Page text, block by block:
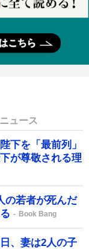
ニュース
下を「最前列」
が尊敬される理
の若者が死んだ
Book Bang
、妻は2人の子